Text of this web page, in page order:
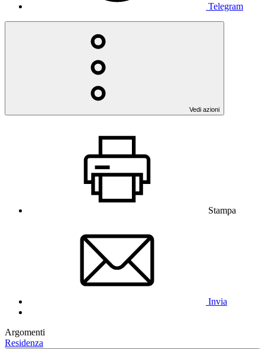
Telegram
Vedi azioni
Stampa
Invia
Argomenti
Residenza